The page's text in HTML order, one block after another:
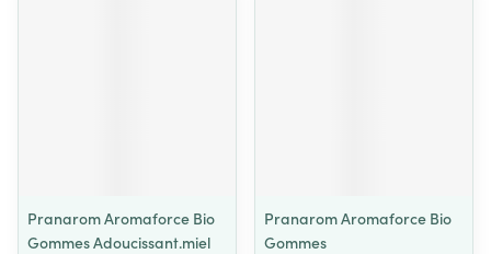
Pranarom Aromaforce Bio
Gommes Adoucissant.miel
Pranarom Aromaforce Bio
Gommes